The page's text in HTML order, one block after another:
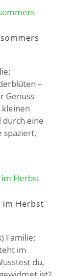
–
Genuss
eine
spaziert,
im Herbst
Familie:
im
du,